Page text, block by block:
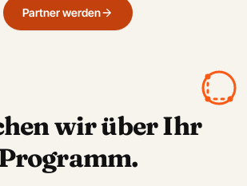
Partner werden
wir über Ihr